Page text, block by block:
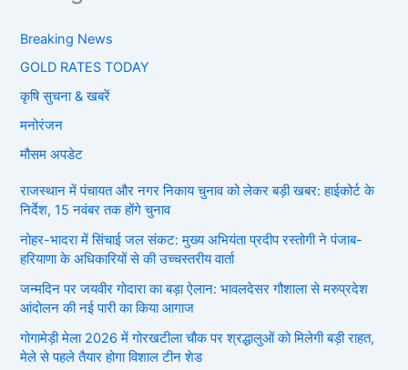
Breaking News
GOLD RATES TODAY
कृषि सुचना & खबरें
मनोरंजन
मौसम अपडेट
राजस्थान में पंचायत और नगर निकाय चुनाव को लेकर बड़ी खबर: हाईकोर्ट के
निर्देश, 15 नवंबर तक होंगे चुनाव
नोहर-भादरा में सिंचाई जल संकट: मुख्य अभियंता प्रदीप रस्तोगी ने पंजाब-
हरियाणा के अधिकारियों से की उच्चस्तरीय वार्ता
जन्मदिन पर जयवीर गोदारा का बड़ा ऐलान: भावलदेसर गौशाला से मरुप्रदेश
आंदोलन की नई पारी का किया आगाज
गोगामेड़ी मेला 2026 में गोरखटीला चौक पर श्रद्धालुओं को मिलेगी बड़ी राहत,
मेले से पहले तैयार होगा विशाल टीन शेड